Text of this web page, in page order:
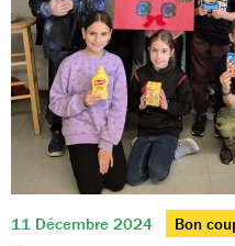
11 Décembre 2024 Bon